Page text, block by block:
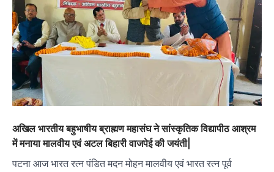
अखिल भारतीय बहुभाषीय ब्राह्मण महासंघ ने सांस्कृतिक विद्यापीठ आश्रम
में मनाया मालवीय एवं अटल बिहारी वाजपेई की जयंती|
पटना आज भारत रत्न पंडित मदन मोहन मालवीय एवं भारत रत्न पूर्व